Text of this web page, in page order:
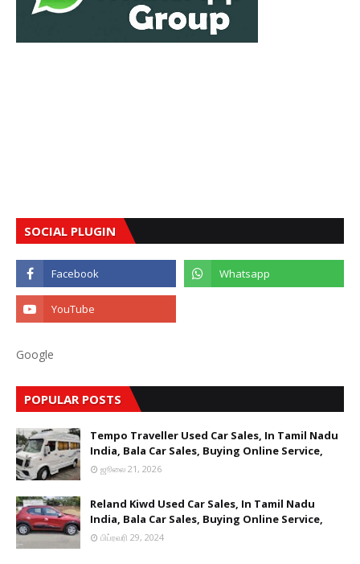
SOCIAL PLUGIN
Google
POPULAR POSTS
Tempo Traveller Used Car Sales, In Tamil Nadu
India, Bala Car Sales, Buying Online Service,
ஜூலை 21, 2026
Reland Kiwd Used Car Sales, In Tamil Nadu
India, Bala Car Sales, Buying Online Service,
பிப்ரவரி 29, 2024